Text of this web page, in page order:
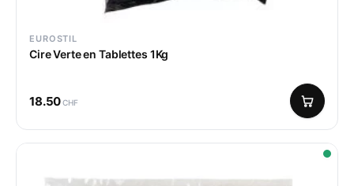
EUROSTIL
Cire Verte en Tablettes 1Kg
18.50CHF